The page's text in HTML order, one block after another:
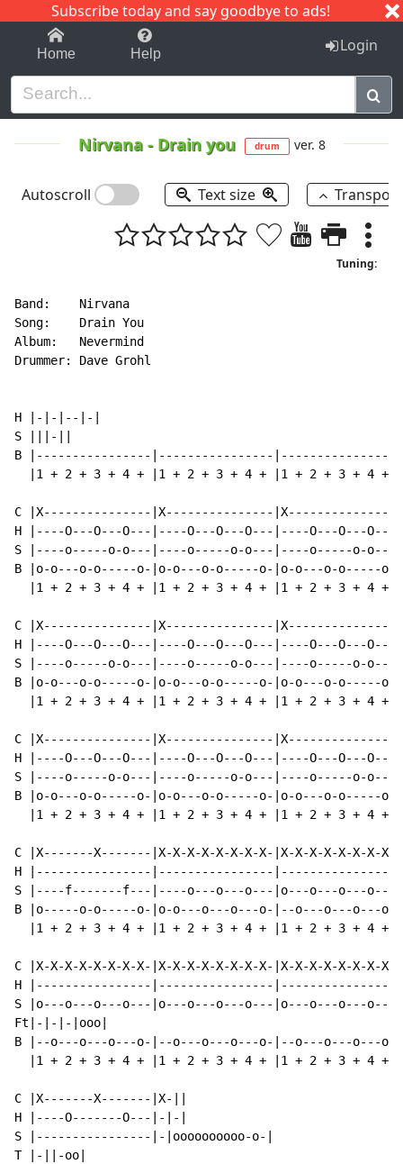
Subscribe today and say goodbye to ads!
1-9 C I J
Home Help Login
Nirvana- Drain you drum ver. 8
Autoscroll Text size
Tuning:
Band:    Nirvana
Song:    Drain You
Album:   Nevermind
Drummer: Dave Grohl
H |-|-|--|-|
S |||-||
B |----------------|----------------
|1 + 2 + 3 + 4 + |1 + 2 + 3 + 4 + |1 + 2 + 3 + 4 +
C |X---------------|X---------------
H |----O---O---O---|----O---O---O---|----O---O---
S |----o-----o-o---|----o-----o-o---|----o-----o-
B |o-o---o-o-----o-|o-o---o-o-----o-|o-o---o-o-----
|1 + 2 + 3 + 4 + |1 + 2 + 3 + 4 + |1 + 2 + 3 + 4 +
C |X---------------|X---------------
H |----O---O---O---|----O---O---O---|----O---O---
S |----o-----o-o---|----o-----o-o---|----o-----o-
B |o-o---o-o-----o-|o-o---o-o-----o-|o-o---o-o-----
|1 + 2 + 3 + 4 + |1 + 2 + 3 + 4 + |1 + 2 + 3 + 4 +
C |X---------------|X---------------
H |----O---O---O---|----O---O---O---|----O---O---
S |----o-----o-o---|----o-----o-o---|----o-----o-
B |o-o---o-o-----o-|o-o---o-o-----o-|o-o---o-o-----
|1 + 2 + 3 + 4 + |1 + 2 + 3 + 4 + |1 + 2 + 3 + 4 +
C |X-------X-------|X-X-X-X-X-X-X-X-|X-X-X-X-X-X-X-X-
H |----------------|----------------
S |----f-------f---|----o---o---o---|o---o---o---o---
B |o-----o-o-----o-|o-o---o---o---o-|--o---o---o---
|1 + 2 + 3 + 4 + |1 + 2 + 3 + 4 + |1 + 2 + 3 + 4 +
C |X-X-X-X-X-X-X-X-|X-X-X-X-X-X-X-X-|X-X-X-X-X-X-X-
H |----------------|----------------|----------------
S |o---o---o---o---|o---o---o---o---|o---o---o---o---
Ft|-|-|-|ooo|
B |--o---o---o---o-|--o---o---o---o-|--o---o---o---o-
|1 + 2 + 3 + 4 + |1 + 2 + 3 + 4 + |1 + 2 + 3 + 4 +
C |X-------X-------|X-||
H |----O-------O---|-|-|
S |----------------|-|oooooooooo-o-|
T |-||-oo|